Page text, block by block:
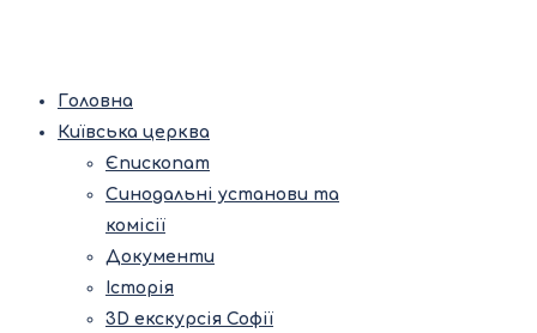
Головна
Київська церква
Єпископат
Синодальні установи та
комісії
Документи
Історія
3D екскурсія Софії